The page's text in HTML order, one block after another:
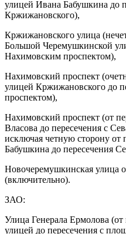
улицей Ивана Бабушкина до
Кржижановского),
Кржижановского улица
Большой Черемушкинской
Нахимовским проспектом),
Нахимовский проспект
улицей Кржижановского до
проспектом),
Нахимовский проспект (от
Власова до пересечения с
исключая четную сторону от
Бабушкина до пересечения
Новочеремушкинская улица
(включительно).
ЗАО:
Улица Генерала Ермолова
улицей до пересечения с